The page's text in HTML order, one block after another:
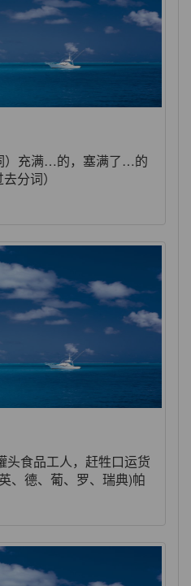
）充满…的，塞满了…的
分词）
头食品工人，赶牲口运货
、德、葡、罗、瑞典)帕